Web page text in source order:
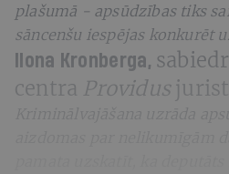
plašumā - apsūdzības tiks
sāncenšu iespējas konkurēt
Ilona Kronberga,
centra Providus